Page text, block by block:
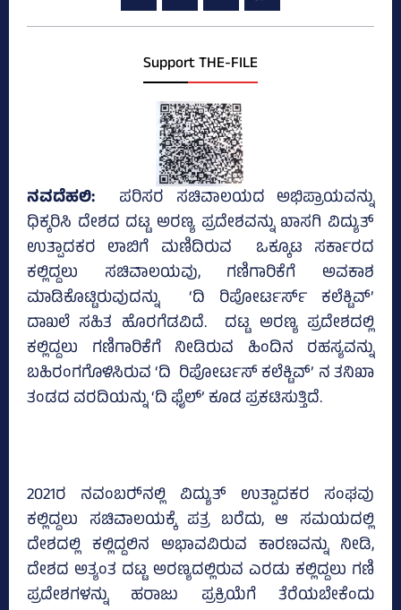
Support THE-FILE
ನವದೆಹಲಿ: ಪರಿಸರ ಸಚಿವಾಲಯದ ಅಭಿಪ್ರಾಯವನ್ನು
ಧಿಕ್ಕರಿಸಿ ದೇಶದ ದಟ್ಟ ಅರಣ್ಯ ಪ್ರದೇಶವನ್ನು ಖಾಸಗಿ ವಿದ್ಯುತ್
ಉತ್ಪಾದಕರ ಲಾಬಿಗೆ ಮಣಿದಿರುವ ಒಕ್ಕೂಟ ಸರ್ಕಾರದ
ಕಲ್ಲಿದ್ದಲು ಸಚಿವಾಲಯವು, ಗಣಿಗಾರಿಕೆಗೆ ಅವಕಾಶ
ಮಾಡಿಕೊಟ್ಟಿರುವುದನ್ನು ‘ದಿ ರಿಪೋರ್ಟರ್ಸ್ ಕಲೆಕ್ಟಿವ್’
ದಾಖಲೆ ಸಹಿತ ಹೊರಗೆಡವಿದೆ. ದಟ್ಟ ಅರಣ್ಯ ಪ್ರದೇಶದಲ್ಲಿ
ಕಲ್ಲಿದ್ದಲು ಗಣಿಗಾರಿಕೆಗೆ ನೀಡಿರುವ ಹಿಂದಿನ ರಹಸ್ಯವನ್ನು
ಬಹಿರಂಗಗೊಳಿಸಿರುವ ‘ದಿ ರಿಪೋರ್ಟಸ್‌ ಕಲೆಕ್ಟಿವ್‌’ ನ ತನಿಖಾ
ತಂಡದ ವರದಿಯನ್ನು ‘ದಿ ಫೈಲ್‌’ ಕೂಡ ಪ್ರಕಟಿಸುತ್ತಿದೆ.
2021ರ ನವಂಬರ್‍‌ನಲ್ಲಿ ವಿದ್ಯುತ್ ಉತ್ಪಾದಕರ ಸಂಘವು
ಕಲ್ಲಿದ್ದಲು ಸಚಿವಾಲಯಕ್ಕೆ ಪತ್ರ ಬರೆದು, ಆ ಸಮಯದಲ್ಲಿ
ದೇಶದಲ್ಲಿ ಕಲ್ಲಿದ್ದಲಿನ ಅಭಾವವಿರುವ ಕಾರಣವನ್ನು ನೀಡಿ,
ದೇಶದ ಅತ್ಯಂತ ದಟ್ಟ ಅರಣ್ಯದಲ್ಲಿರುವ ಎರಡು ಕಲ್ಲಿದ್ದಲು ಗಣಿ
ಪ್ರದೇಶಗಳನ್ನು ಹರಾಜು ಪ್ರಕ್ರಿಯೆಗೆ ತೆರೆಯಬೇಕೆಂದು